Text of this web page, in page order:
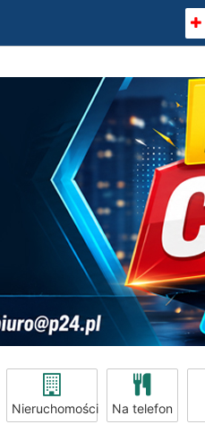
Nieruchomości Na telefon